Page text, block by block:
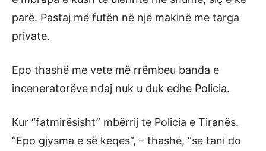
parë. Pastaj më futën në një makinë me targa
private.
Epo thashë me vete më rrëmbeu banda e
inceneratorëve ndaj nuk u duk edhe Policia.
Kur “fatmirësisht” mbërrij te Policia e Tiranës.
“Epo gjysma e së keqes”, – thashë, “se tani do